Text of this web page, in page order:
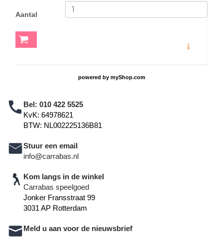
Aantal
powered by myShop.com
Bel: 010 422 5525
KvK: 64978621
BTW: NL002225136B81
Stuur een email
info@carrabas.nl
Kom langs in de winkel
Carrabas speelgoed
Jonker Fransstraat 99
3031 AP Rotterdam
Meld u aan voor de nieuwsbrief